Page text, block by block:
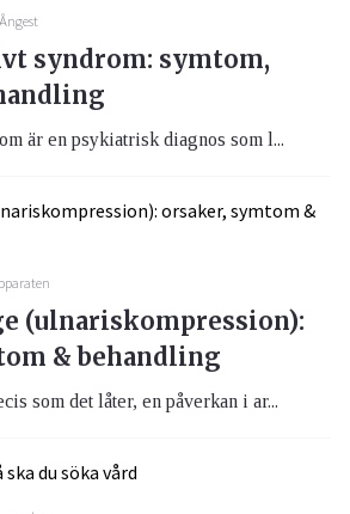
syndrom: symtom,
är en psykiatrisk diagnos som l...
(ulnariskompression):
& behandling
som det låter, en påverkan i ar...